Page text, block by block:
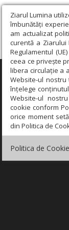
Ziarul Lumina
îmbunătăți
am actualizat
curentă a
Regulamentul
ceea ce privește
libera circulație a
Website-ul
înțelege
Website-ul
cookie conform
orice moment
din Politica de
Politica de Cookie